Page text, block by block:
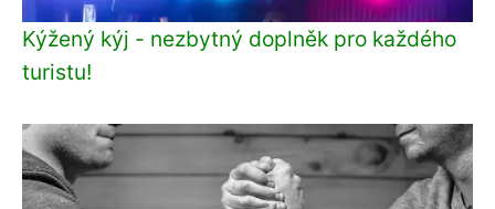
Kýžený kýj - nezbytný doplněk pro každého
turistu!